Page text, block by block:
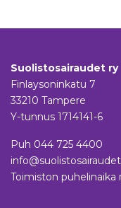
Suolistosairaudet ry
Finlaysoninkatu 7
33210 Tampere
Y-tunnus 1714141-6
Puh 044 725 4400
Toimiston puhelinaika